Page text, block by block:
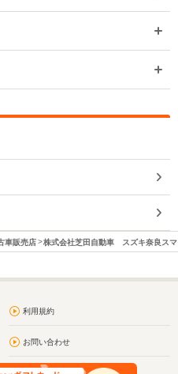
車販売店 株式会社芝田自動車 スズキ奈良スマ
利用規約
お問い合わせ